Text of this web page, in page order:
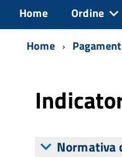
Home Ordine
Home